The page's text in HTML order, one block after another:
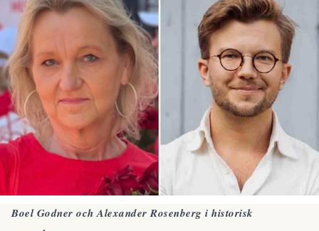
Boel Godner och Alexander Rosenberg i historisk